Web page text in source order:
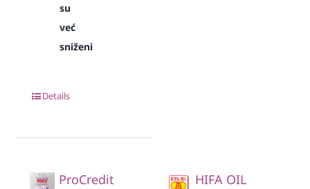
su
već
sniženi
Details
ProCredit
HIFA OIL